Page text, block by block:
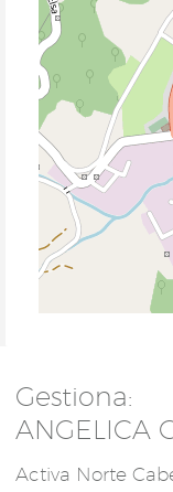
Gestiona:
ANGELICA
Activa Norte